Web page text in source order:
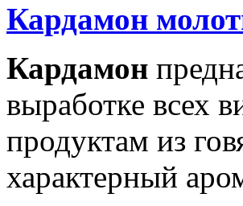
Кардамон
Кардамон
выработке всех
продуктам из
характерный